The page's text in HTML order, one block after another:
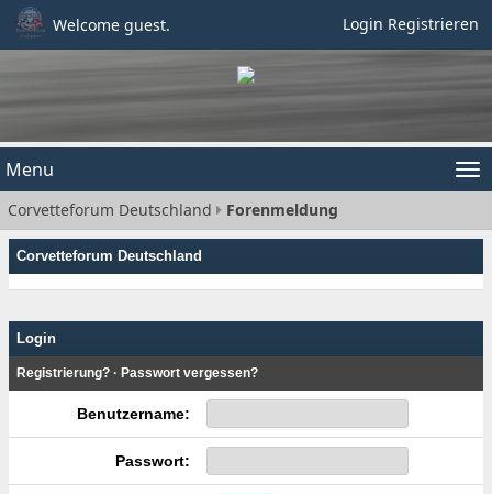
Welcome guest. Login Registrieren
Menu
Corvetteforum Deutschland Forenmeldung
Corvetteforum Deutschland
Login
Registrierung? · Passwort vergessen?
Benutzername:
Passwort: